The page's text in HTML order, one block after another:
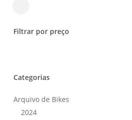
Filtrar por preço
Categorias
Arquivo de Bikes
2024